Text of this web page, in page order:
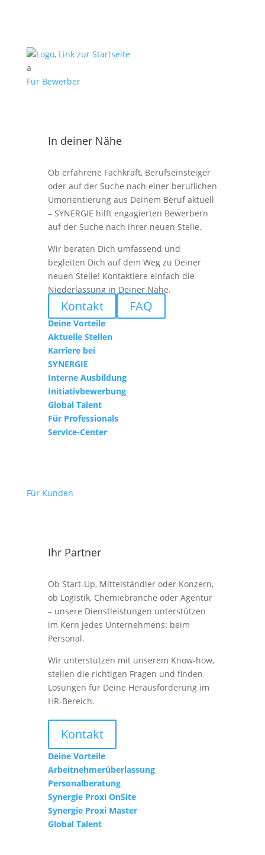
a
Für Bewerber
In deiner Nähe
Ob erfahrene Fachkraft, Berufseinsteiger
oder auf der Suche nach einer beruflichen
Umorientierung aus Deinem Beruf aktuell
– SYNERGIE hilft engagierten Bewerbern
auf der Suche nach ihrer neuen Stelle.
Wir beraten Dich umfassend und
begleiten Dich auf dem Weg zu Deiner
neuen Stelle! Kontaktiere einfach die
Niederlassung in Deiner Nähe.
Kontakt FAQ
Deine Vorteile
Aktuelle Stellen
Karriere bei
SYNERGIE
Interne Ausbildung
Initiativbewerbung
Global Talent
Für Professionals
Service-Center
Für Kunden
Ihr Partner
Ob Start-Up, Mittelständler oder Konzern,
ob Logistik, Chemiebranche oder Agentur
– unsere Dienstleistungen unterstützen
im Kern jedes Unternehmens: beim
Personal.
Wir unterstützen mit unserem Know-how,
stellen die richtigen Fragen und finden
Lösungen für Deine Herausforderung im
HR-Bereich.
Kontakt
Deine Vorteile
Arbeitnehmerüberlassung
Personalberatung
Synergie Proxi OnSite
Synergie Proxi Master
Global Talent